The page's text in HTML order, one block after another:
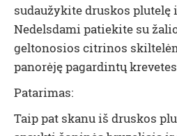
sudaužykite druskos
Nedelsdami patiekite su
geltonosios citrinos
panorėję pagardintų
Patarimas:
Taip pat skanu iš druskos